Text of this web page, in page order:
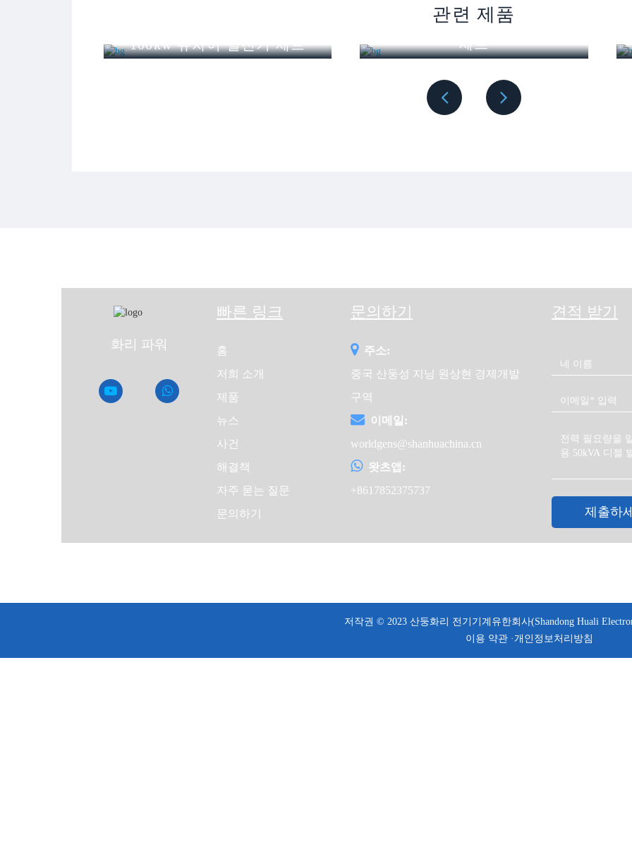
커민스는 신뢰할 수 있고 내구성 있는 엔진을 만드는 데 독특한 회사입니다. Shanhua 20kw Cummins 발전
솔루션입니다.
정전이나 중단이 공장이나 슈퍼마켓을 위협할 때, Shanhua 20kw Cummins 디젤 발전기 세트는 항상 최대 용량으로 가동할
관련 제품
100kw 유차이 발전기 세트
37.5kVA 사일런트 디젤 발전기
세트
화리 파워
빠른 링크
홈
저희 소개
제품
뉴스
사건
해결책
자주 묻는 질문
문의하기
문의하기
주소:
중국 산둥성 지닝 원상현 경제개발
구역
이메일:
worldgens@shanhuachina.cn
왓츠앱:
+8617852375737
견적 받기
제출하
저작권 © 2023 산둥화리 전기기계유한회사(Shandong Huali
이용 약관 · 개인정보처리방침